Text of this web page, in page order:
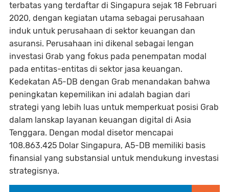
terbatas yang terdaftar di Singapura sejak 18 Februari
2020, dengan kegiatan utama sebagai perusahaan
induk untuk perusahaan di sektor keuangan dan
asuransi. Perusahaan ini dikenal sebagai lengan
investasi Grab yang fokus pada penempatan modal
pada entitas-entitas di sektor jasa keuangan.
Kedekatan A5-DB dengan Grab menandakan bahwa
peningkatan kepemilikan ini adalah bagian dari
strategi yang lebih luas untuk memperkuat posisi Grab
dalam lanskap layanan keuangan digital di Asia
Tenggara. Dengan modal disetor mencapai
108.863.425 Dolar Singapura, A5-DB memiliki basis
finansial yang substansial untuk mendukung investasi
strategisnya.